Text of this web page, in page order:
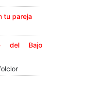
tu pareja
del Bajo